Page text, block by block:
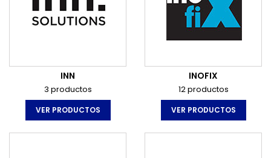
INN
3 productos
VER PRODUCTOS
INOFIX
12 productos
VER PRODUCTOS